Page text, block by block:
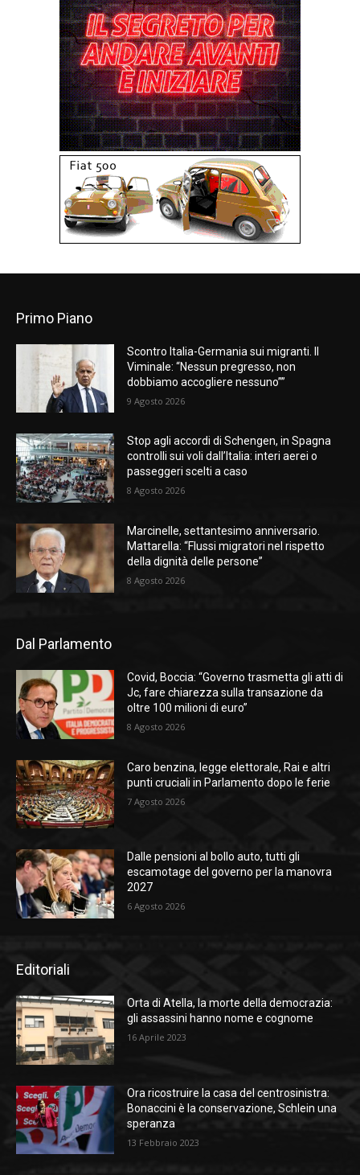
Primo Piano
Scontro Italia-Germania sui migranti. Il
Viminale: “Nessun pregresso, non
dobbiamo accogliere nessuno””
9 Agosto 2026
Stop agli accordi di Schengen, in Spagna
controlli sui voli dall’Italia: interi aerei o
passeggeri scelti a caso
8 Agosto 2026
Marcinelle, settantesimo anniversario.
Mattarella: “Flussi migratori nel rispetto
della dignità delle persone”
8 Agosto 2026
Dal Parlamento
Covid, Boccia: “Governo trasmetta gli atti di
Jc, fare chiarezza sulla transazione da
oltre 100 milioni di euro”
8 Agosto 2026
Caro benzina, legge elettorale, Rai e altri
punti cruciali in Parlamento dopo le ferie
7 Agosto 2026
Dalle pensioni al bollo auto, tutti gli
escamotage del governo per la manovra
2027
6 Agosto 2026
Editoriali
Orta di Atella, la morte della democrazia:
gli assassini hanno nome e cognome
16 Aprile 2023
Ora ricostruire la casa del centrosinistra:
Bonaccini è la conservazione, Schlein una
speranza
13 Febbraio 2023